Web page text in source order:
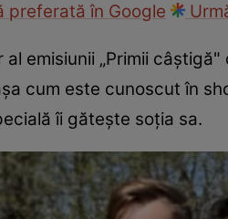
preferată în Google
emisiunii „Primii
cum este cunoscut în
îi gătește soția sa.